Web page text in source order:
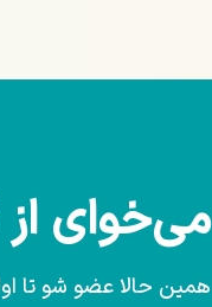
می‌خوای
همین حالا عضو شو تا